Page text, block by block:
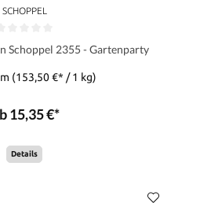
SCHOPPEL
Schoppel 2355 - Gartenparty
(153,50 €* / 1 kg)
15,35 €*
Details